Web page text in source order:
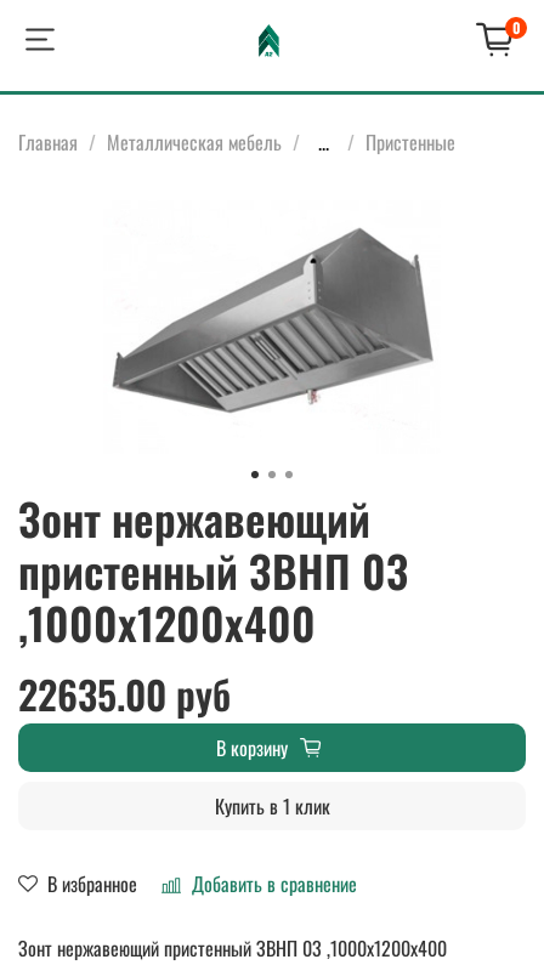
0
Главная Металлическая мебель ... Пристенные
Зонт нержавеющий
пристенный ЗВНП 03
,1000х1200х400
В избранное Добавить в сравнение
22635.00 руб
В корзину
Купить в 1 клик
Зонт нержавеющий пристенный ЗВНП 03 ,1000х1200х400